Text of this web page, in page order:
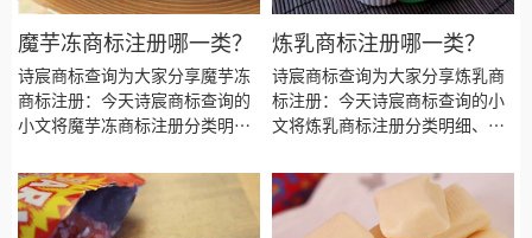
魔芋冻商标注册哪一类？
诗宸商标查询为大家分享魔芋冻
商标注册：今天诗宸商标查询的
小文将魔芋冻商标注册分类明
注册多久、商标注册资料和商标
注册证书有效期等资料整理出
来。
炼乳商标注册哪一类？
诗宸商标查询为大家分享炼乳商
标注册：今天诗宸商标查询的小
文将炼乳商标注册分类明细、商
久、商标注册资料和商标注册证
书有效期等资料整理出来。